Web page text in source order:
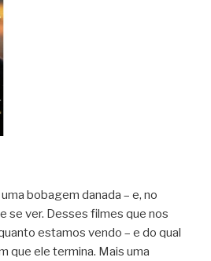
stars
uma bobagem danada – e, no
se ver. Desses filmes que nos
estamos vendo – e do qual
que ele termina. Mais uma